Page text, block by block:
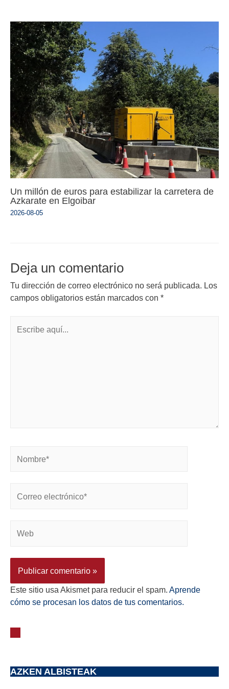
Un millón de euros para estabilizar la carretera de
Azkarate en Elgoibar
2026-08-05
Deja un comentario
Tu dirección de correo electrónico no será publicada. Los
campos obligatorios están marcados con *
Este sitio usa Akismet para reducir el spam. Aprende
cómo se procesan los datos de tus comentarios.
AZKEN ALBISTEAK